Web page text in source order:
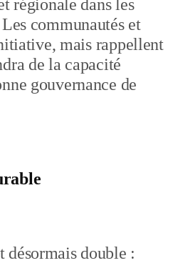
régionale dans les
communautés et
mais rappellent
de la capacité
gouvernance de
double :